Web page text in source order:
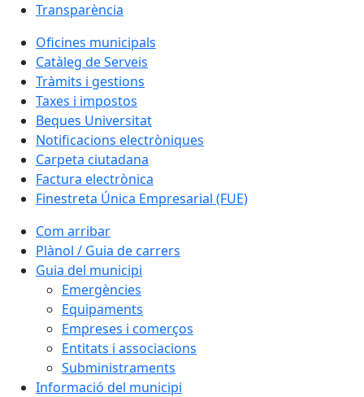
Transparència
Oficines municipals
Catàleg de Serveis
Tràmits i gestions
Taxes i impostos
Beques Universitat
Notificacions electròniques
Carpeta ciutadana
Factura electrònica
Finestreta Única Empresarial (FUE)
Com arribar
Plànol / Guia de carrers
Guia del municipi
Emergències
Equipaments
Empreses i comerços
Entitats i associacions
Subministraments
Informació del municipi